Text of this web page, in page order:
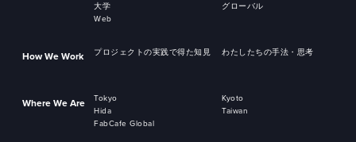
大学
グローバル
Web
How We Work プロジェクトの実践で得た知見 わたしたちの手法・思考
Where We Are Tokyo
Kyoto
Hida
Taiwan
FabCafe Global